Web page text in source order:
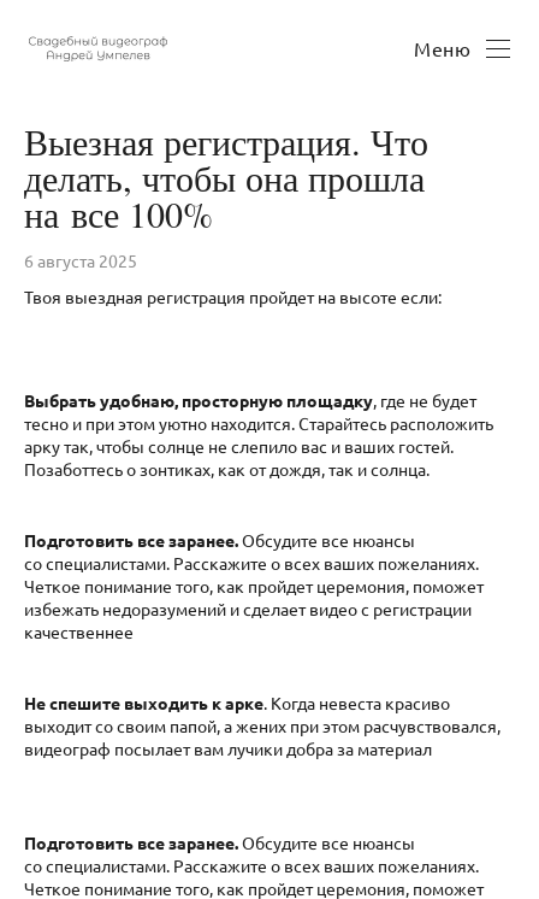
Меню
Выезная регистрация. Что
делать, чтобы она прошла
на все 100%
6 августа 2025
Твоя выездная регистрация пройдет на высоте если:
Выбрать удобнаю, просторную площадку, где не будет
тесно и при этом уютно находится. Старайтесь расположить
арку так, чтобы солнце не слепило вас и ваших гостей.
Позаботтесь о зонтиках, как от дождя, так и солнца.
Подготовить все заранее.Обсудите все нюансы
со специалистами. Расскажите о всех ваших пожеланиях.
Четкое понимание того, как пройдет церемония, поможет
избежать недоразумений и сделает видео с регистрации
качественнее
Не спешите выходить к арке. Когда невеста красиво
выходит со своим папой, а жених при этом расчувствовался,
видеограф посылает вам лучики добра за материал
Подготовить все заранее.Обсудите все нюансы
со специалистами. Расскажите о всех ваших пожеланиях.
Четкое понимание того, как пройдет церемония, поможет